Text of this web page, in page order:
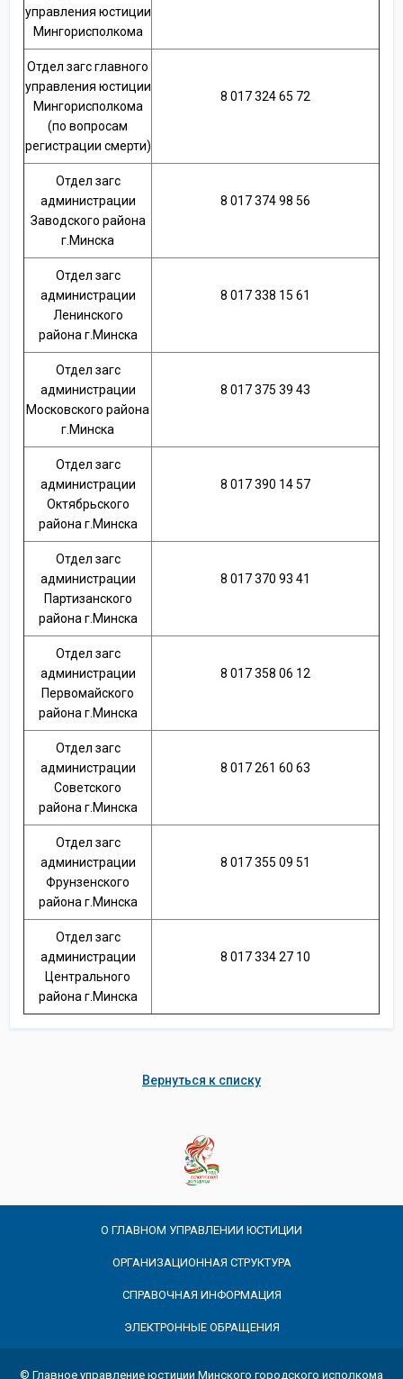
управления юстиции
Мингорисполкома
Отдел загс главного
управления юстиции
Мингорисполкома
(по вопросам
регистрации смерти)
8 017 324 65 72
Отдел загс
администрации
Заводского района
г.Минска
8 017 374 98 56
Отдел загс
администрации
Ленинского
района г.Минска
8 017 338 15 61
Отдел загс
администрации
Московского района
г.Минска
8 017 375 39 43
Отдел загс
администрации
Октябрьского
района г.Минска
8 017 390 14 57
Отдел загс
администрации
Партизанского
района г.Минска
8 017 370 93 41
Отдел загс
администрации
Первомайского
района г.Минска
8 017 358 06 12
Отдел загс
администрации
Советского
района г.Минска
8 017 261 60 63
Отдел загс
администрации
Фрунзенского
района г.Минска
8 017 355 09 51
Отдел загс
администрации
Центрального
района г.Минска
8 017 334 27 10
Вернуться к списку
О ГЛАВНОМ УПРАВЛЕНИИ ЮСТИЦИИ
ОРГАНИЗАЦИОННАЯ СТРУКТУРА
СПРАВОЧНАЯ ИНФОРМАЦИЯ
ЭЛЕКТРОННЫЕ ОБРАЩЕНИЯ
© Главное управление юстиции Минского городского исполкома